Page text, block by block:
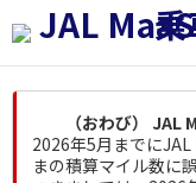
（おわび） JAL
2026年5月までに
まの積算マイル数に